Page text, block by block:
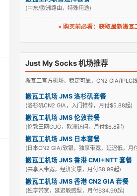
(中东/欧洲路由，特殊用途)
» 购买前必看：获取最新搬瓦
Just My Socks 机场推荐
搬瓦工官方机场，稳定可靠，CN2 GIA/IPLC线
搬瓦工机场 JMS 洛杉矶套餐
(洛杉矶CN2 GIA，入门推荐，月付$5.88起)
搬瓦工机场 JMS 伦敦套餐
(伦敦三网CUG，欧洲访问，月付$6.8起)
搬瓦工机场 JMS 日本套餐
(日本CN2 GIA/软银，独享带宽，延迟低，月
搬瓦工机场 JMS 香港 CMI+NTT 套餐
(共享大带宽，经济实惠，月付$8.99起)
搬瓦工机场 JMS 香港 CN2 GIA 套餐
(独享带宽，延迟敏感型，月付$34.99起)